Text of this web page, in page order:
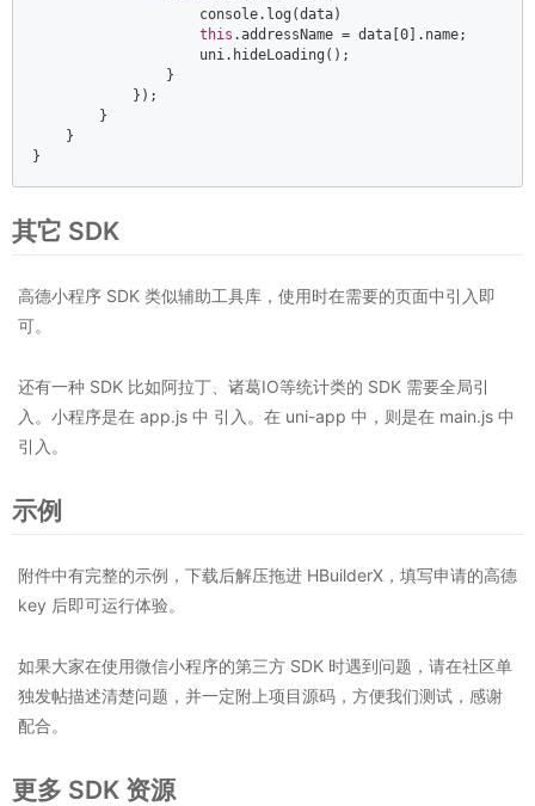
console.log(data)
this .addressName = data[0].name;
                    uni.hideLoading();
                }
            });
        }
    }
}
其它 SDK
高德小程序 SDK 类似辅助工具库，使用时在需要的页面中引入即
可。
还有一种 SDK 比如阿拉丁、诸葛IO等统计类的 SDK 需要全局引
入。小程序是在 app.js 中 引入。在 uni-app 中，则是在 main.js 中
引入。
示例
附件中有完整的示例，下载后解压拖进 HBuilderX，填写申请的高德
key 后即可运行体验。
如果大家在使用微信小程序的第三方 SDK 时遇到问题，请在社区单
独发帖描述清楚问题，并一定附上项目源码，方便我们测试，感谢
配合。
更多 SDK 资源